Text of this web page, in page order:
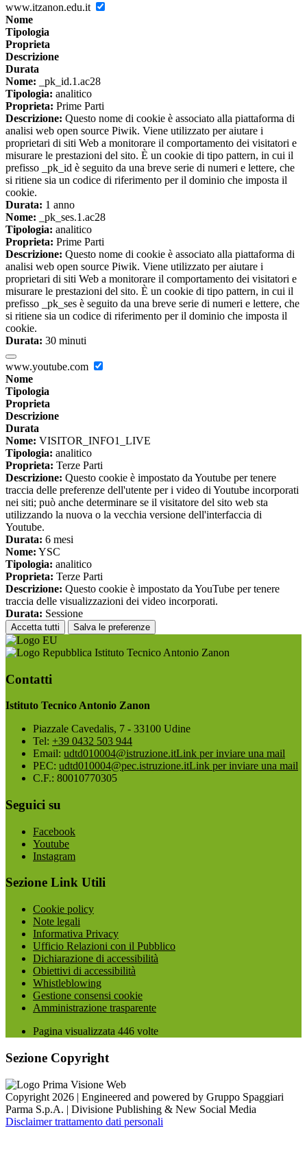
www.itzanon.edu.it
Nome
Tipologia
Proprieta
Descrizione
Durata
Nome: _pk_id.1.ac28
Tipologia: analitico
Proprieta: Prime Parti
Descrizione: Questo nome di cookie è associato alla piattaforma di
analisi web open source Piwik. Viene utilizzato per aiutare i
proprietari di siti Web a monitorare il comportamento dei visitatori e
misurare le prestazioni del sito. È un cookie di tipo pattern, in cui il
prefisso _pk_id è seguito da una breve serie di numeri e lettere, che
si ritiene sia un codice di riferimento per il dominio che imposta il
cookie.
Durata: 1 anno
Nome: _pk_ses.1.ac28
Tipologia: analitico
Proprieta: Prime Parti
Descrizione: Questo nome di cookie è associato alla piattaforma di
analisi web open source Piwik. Viene utilizzato per aiutare i
proprietari di siti Web a monitorare il comportamento dei visitatori e
misurare le prestazioni del sito. È un cookie di tipo pattern, in cui il
prefisso _pk_ses è seguito da una breve serie di numeri e lettere, che
si ritiene sia un codice di riferimento per il dominio che imposta il
cookie.
Durata: 30 minuti
www.youtube.com
Nome
Tipologia
Proprieta
Descrizione
Durata
Nome: VISITOR_INFO1_LIVE
Tipologia: analitico
Proprieta: Terze Parti
Descrizione: Questo cookie è impostato da Youtube per tenere
traccia delle preferenze dell'utente per i video di Youtube incorporati
nei siti; può anche determinare se il visitatore del sito web sta
utilizzando la nuova o la vecchia versione dell'interfaccia di
Youtube.
Durata: 6 mesi
Nome: YSC
Tipologia: analitico
Proprieta: Terze Parti
Descrizione: Questo cookie è impostato da YouTube per tenere
traccia delle visualizzazioni dei video incorporati.
Durata: Sessione
Accetta tutti Salva le preferenze
Istituto Tecnico Antonio Zanon
Contatti
Istituto Tecnico Antonio Zanon
Piazzale Cavedalis, 7 - 33100 Udine
Tel: +39 0432 503 944
Email: udtd010004@istruzione.itLink per inviare una mail
PEC: udtd010004@pec.istruzione.itLink per inviare una mail
C.F.: 80010770305
Seguici su
Facebook
Youtube
Instagram
Sezione Link Utili
Cookie policy
Note legali
Informativa Privacy
Ufficio Relazioni con il Pubblico
Dichiarazione di accessibilità
Obiettivi di accessibilità
Whistleblowing
Gestione consensi cookie
Amministrazione trasparente
Pagina visualizzata 446 volte
Sezione Copyright
Copyright 2026 | Engineered and powered by Gruppo Spaggiari
Parma S.p.A. | Divisione Publishing & New Social Media
Disclaimer trattamento dati personali